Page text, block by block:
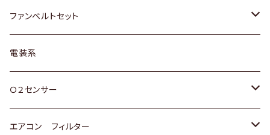
スバル
日野
マツダ
三菱
スバル
マツダ
ダイハツ
マツダ
三菱
スバル
スズキ
日産
ダイハツ
マツダ
トヨタ
スズキ
ダイハツ
三菱
ファンベルトセット
トヨタ
ホンダ
スズキ
電装系
Ｏ２センサー
トヨタ
エアコン フィルター